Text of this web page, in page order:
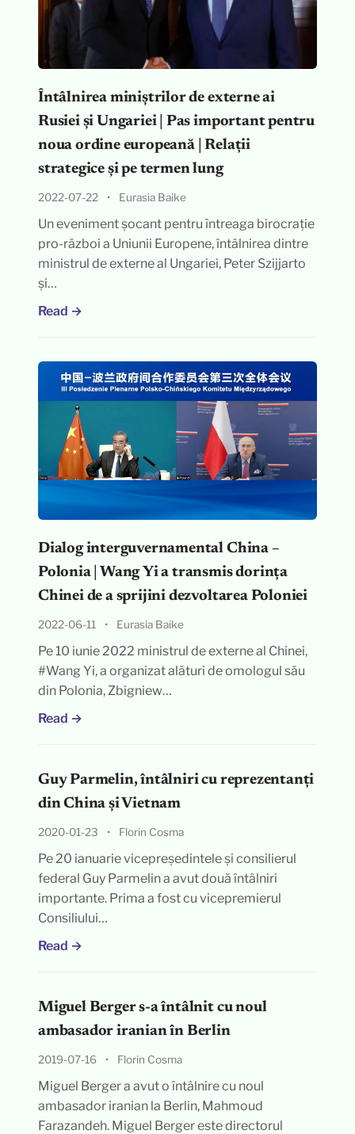
Întâlnirea miniștrilor de externe ai
Rusiei și Ungariei | Pas important pentru
noua ordine europeană | Relații
strategice și pe termen lung
2022-07-22 • Eurasia Baike
Un eveniment șocant pentru întreaga birocrație
pro-război a Uniunii Europene, întâlnirea dintre
ministrul de externe al Ungariei, Peter Szijjarto
și…
Read →
Dialog interguvernamental China –
Polonia | Wang Yi a transmis dorința
Chinei de a sprijini dezvoltarea Poloniei
2022-06-11 • Eurasia Baike
Pe 10 iunie 2022 ministrul de externe al Chinei,
#Wang Yi, a organizat alături de omologul său
din Polonia, Zbigniew…
Read →
Guy Parmelin, întâlniri cu reprezentanți
din China și Vietnam
2020-01-23 • Florin Cosma
Pe 20 ianuarie vicepreședintele și consilierul
federal Guy Parmelin a avut două întâlniri
importante. Prima a fost cu vicepremierul
Consiliului…
Read →
Miguel Berger s-a întâlnit cu noul
ambasador iranian în Berlin
2019-07-16 • Florin Cosma
Miguel Berger a avut o întâlnire cu noul
ambasador iranian la Berlin, Mahmoud
Farazandeh. Miguel Berger este directorul